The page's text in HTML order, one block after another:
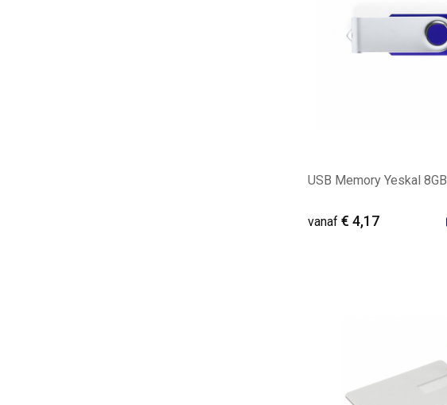
USB Memory Yeskal 8GB
vanaf € 4,17